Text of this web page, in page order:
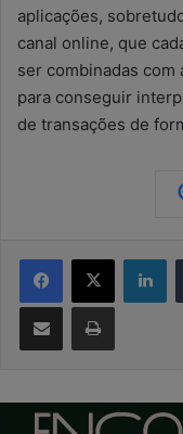
aplicações,
canal online, que
ser combinadas
para conseguir
de transações de